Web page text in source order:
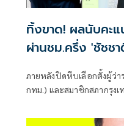
ทิ้งขาด! ผลนับคะ
ผ่านชม.ครึ่ง 'ชัชช
อันดับ 2 เหนือ 'ดร.โ
ภายหลังปิดหีบเลือกตั้งผู้ว่า
กทม.) และสมาชิกสภากรุง